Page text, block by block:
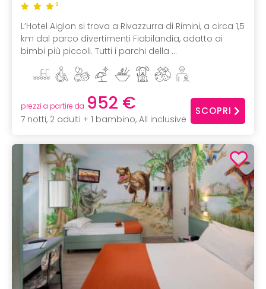
S
L’Hotel Aiglon si trova a Rivazzurra di Rimini, a circa 1,5
km dal parco divertimenti Fiabilandia, adatto ai
bimbi più piccoli. Tutti i parchi della ...
prezzi a partire da 952 €
7 notti, 2 adulti + 1 bambino, All inclusive
SCOPRI